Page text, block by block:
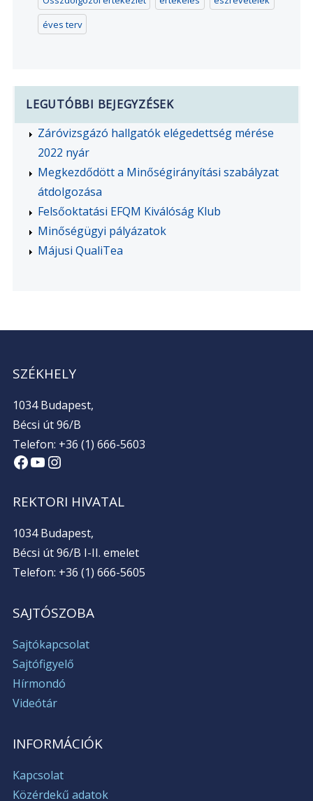
éves terv
LEGUTÓBBI BEJEGYZÉSEK
Záróvizsgázó hallgatók elégedettség mérése
2022 nyár
Megkezdődött a Minőségirányítási szabályzat
átdolgozása
Felsőoktatási EFQM Kiválóság Klub
Minőségügyi pályázatok
Májusi QualiTea
SZÉKHELY
1034 Budapest,
Bécsi út 96/B
Telefon: +36 (1) 666-5603
Facebook
YouTube
Instagram
REKTORI HIVATAL
1034 Budapest,
Bécsi út 96/B I-II. emelet
Telefon: +36 (1) 666-5605
SAJTÓSZOBA
Sajtókapcsolat
Sajtófigyelő
Hírmondó
Videótár
INFORMÁCIÓK
Kapcsolat
Közérdekű adatok